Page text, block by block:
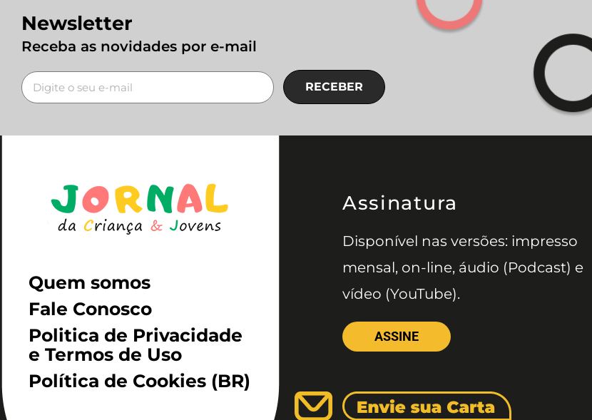
Newsletter
Receba as novidades por e-mail
RECEBER
Quem somos
Fale Conosco
Politica de Privacidade
e Termos de Uso
Política de Cookies (BR)
Assinatura
Disponível nas versões: impresso
mensal, on-line, áudio (Podcast) e
vídeo (YouTube).
ASSINE